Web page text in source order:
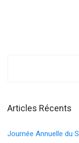
Articles Récents
Journée Annuelle du